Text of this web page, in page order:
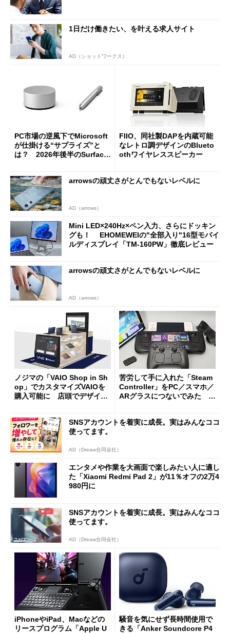
1日だけ働きたい、を叶える求人サイト
AD（ショットワークス）
PC市場の逆風下でMicrosoft
が仕掛ける“サプライズ”と
は？ 2026年後半のSurface
FIIO、同社製DAPを内蔵可能
なレトロ調デザインのBlueto
othワイヤレススピーカー
arrowsの頑丈さがとんでもないレベルに
AD（arrows）
Mini LED×240Hz×ペン入力、さらにドッキン
グも！ EHOMEWEIの"全部入り"16型モバイ
ルディスプレイ「TM-160PW」徹底レビュー
arrowsの頑丈さがとんでもないレベルに
AD（arrows）
ノジマの「VAIO Shop in Sh
op」でカスタマイズVAIOを
購入可能に 店頭でデザイン
苦労して手に入れた「Steam
Controller」をPC／スマホ／
ARグラスにつないでみた ゲ
SNSアカウントを着実に成長。実はみんなココ
使ってます。
AD（Dreaw合同会社）
エンタメや作業を大画面で楽しみたい人に適し
た「Xiaomi Redmi Pad 2」が11％オフの2万4
980円に
SNSアカウントを着実に成長。実はみんなココ
使ってます。
AD（Dreaw合同会社）
iPhoneやiPad、Macなどの
リースプログラム「Apple U
騒音を気にせず長時間使用で
きる「Anker Soundcore P4